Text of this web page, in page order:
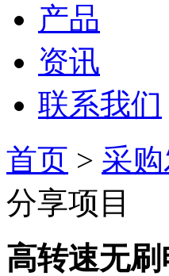
产品
资讯
联系我们
首页 > 采
分享项目
高转速无